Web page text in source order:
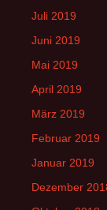
Juli 2019
Juni 2019
Mai 2019
April 2019
März 2019
Februar 2019
Januar 2019
Dezember